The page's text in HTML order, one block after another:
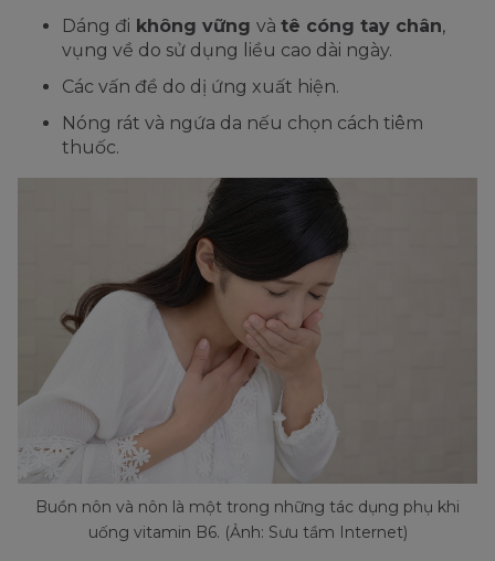
Dáng đi không vững và tê cóng tay chân,
vụng về do sử dụng liều cao dài ngày.
Các vấn đề do dị ứng xuất hiện.
Nóng rát và ngứa da nếu chọn cách tiêm
thuốc.
Buồn nôn và nôn là một trong những tác dụng phụ khi
uống vitamin B6. (Ảnh: Sưu tầm Internet)